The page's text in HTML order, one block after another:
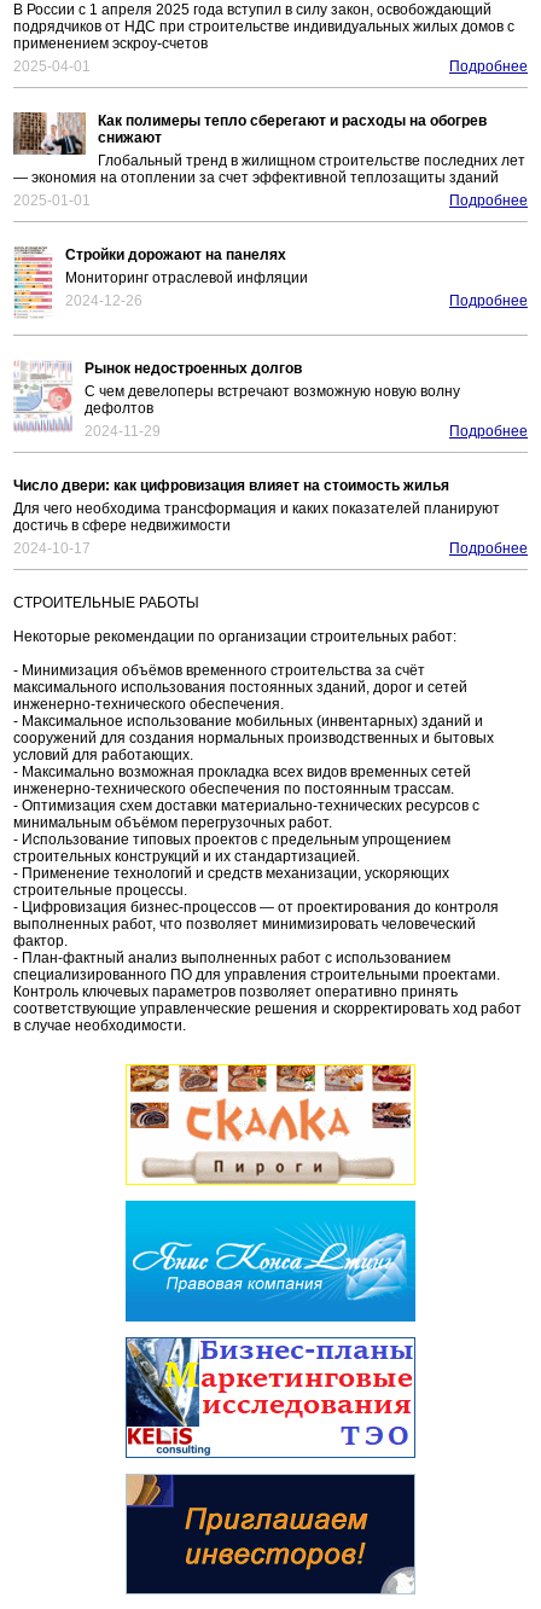
В России с 1 апреля 2025 года вступил в силу закон, освобождающий
подрядчиков от НДС при строительстве индивидуальных жилых домов с
применением эскроу-счетов
2025-04-01
Подробнее
Как полимеры тепло сберегают и расходы на обогрев
снижают
Глобальный тренд в жилищном строительстве последних лет
— экономия на отоплении за счет эффективной теплозащиты зданий
2025-01-01
Подробнее
Стройки дорожают на панелях
Мониторинг отраслевой инфляции
2024-12-26
Подробнее
Рынок недостроенных долгов
С чем девелоперы встречают возможную новую волну
дефолтов
2024-11-29
Подробнее
Число двери: как цифровизация влияет на стоимость жилья
Для чего необходима трансформация и каких показателей планируют
достичь в сфере недвижимости
2024-10-17
Подробнее
СТРОИТЕЛЬНЫЕ РАБОТЫ
Некоторые рекомендации по организации строительных работ:
- Минимизация объёмов временного строительства за счёт
максимального использования постоянных зданий, дорог и сетей
инженерно-технического обеспечения.
- Максимальное использование мобильных (инвентарных) зданий и
сооружений для создания нормальных производственных и бытовых
условий для работающих.
- Максимально возможная прокладка всех видов временных сетей
инженерно-технического обеспечения по постоянным трассам.
- Оптимизация схем доставки материально-технических ресурсов с
минимальным объёмом перегрузочных работ.
- Использование типовых проектов с предельным упрощением
строительных конструкций и их стандартизацией.
- Применение технологий и средств механизации, ускоряющих
строительные процессы.
- Цифровизация бизнес-процессов — от проектирования до контроля
выполненных работ, что позволяет минимизировать человеческий
фактор.
- План-фактный анализ выполненных работ с использованием
специализированного ПО для управления строительными проектами.
Контроль ключевых параметров позволяет оперативно принять
соответствующие управленческие решения и скорректировать ход работ
в случае необходимости.